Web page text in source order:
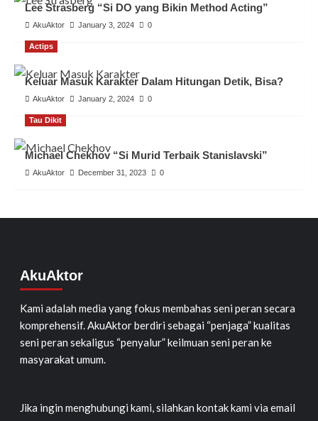
Lee Strasberg “Si DO yang Bikin Method Acting”
AkuAktor January 3, 2024 0
Actips
Keluar Masuk Karakter Dalam Hitungan Detik, Bisa?
AkuAktor January 2, 2024 0
Tau Dikit
Michael Chekhov “Si Murid Terbaik Stanislavski”
AkuAktor December 31, 2023 0
AkuAktor
Kami adalah media yang fokus membahas seni peran secara
komprehensif. AkuAktor berdiri sebagai “penjaga” kualitas
seni peran sekaligus “penyalur” keilmuan seni peran ke
masyarakat umum.
Jika ingin menghubungi kami, silahkan kontak kami via email